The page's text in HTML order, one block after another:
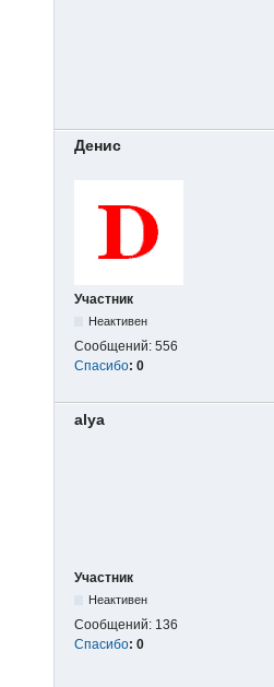
Денис
Участник
Неактивен
Сообщений: 556
Спасибо: 0
alya
Участник
Неактивен
Сообщений: 136
Спасибо: 0